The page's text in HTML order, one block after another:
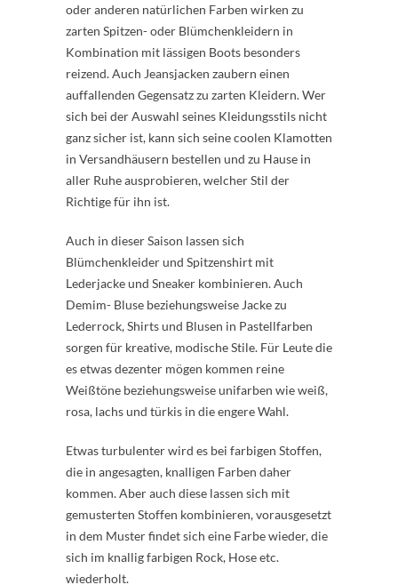
oder anderen natürlichen Farben wirken zu
zarten Spitzen- oder Blümchenkleidern in
Kombination mit lässigen Boots besonders
reizend. Auch Jeansjacken zaubern einen
auffallenden Gegensatz zu zarten Kleidern. Wer
sich bei der Auswahl seines Kleidungsstils nicht
ganz sicher ist, kann sich seine coolen Klamotten
in Versandhäusern bestellen und zu Hause in
aller Ruhe ausprobieren, welcher Stil der
Richtige für ihn ist.
Auch in dieser Saison lassen sich
Blümchenkleider und Spitzenshirt mit
Lederjacke und Sneaker kombinieren. Auch
Demim- Bluse beziehungsweise Jacke zu
Lederrock, Shirts und Blusen in Pastellfarben
sorgen für kreative, modische Stile. Für Leute die
es etwas dezenter mögen kommen reine
Weißtöne beziehungsweise unifarben wie weiß,
rosa, lachs und türkis in die engere Wahl.
Etwas turbulenter wird es bei farbigen Stoffen,
die in angesagten, knalligen Farben daher
kommen. Aber auch diese lassen sich mit
gemusterten Stoffen kombinieren, vorausgesetzt
in dem Muster findet sich eine Farbe wieder, die
sich im knallig farbigen Rock, Hose etc.
wiederholt.